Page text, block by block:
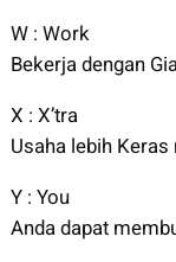
W : Work
Bekerja dengan
X : X’tra
Usaha lebih
Y : You
Anda dapat